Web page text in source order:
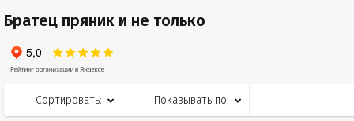
Братец пряник и не только
Сортировать: Показывать по: